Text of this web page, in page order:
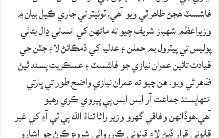
فاشسٽ هجڻ ظاهر ٿي ويو آهي. ٽوئيٽر تي جاري ڪيل بيان ۾
وزيراعظم شهباز شريف چيو ته ماڻهن کي انساني ڍال بڻائي
پوليس تي پيٽرول بم حملن ۽ عدليا کي ڌمڪائڻ لاءِ جٿن جي
قيادت تائين عمران نيازي جو فاشسٽ ۽ عسڪريت پسند ٿيڻ
ظاهر ٿي ويو. هن چيو ته عمران نيازي واضح طور تي ڀارتي
انتهاپسند جماعت آر ايس ايس پي پيروي ڪري رهيو
آهي.هوڏانهن وفاقي گهرو وزير راڻا ثناءُ الله پي ٽي آءِ کي غير
قانوني قرار ڏيڻ لاءِ قانوني ڪارروائي شروع ڪرڻ جو اشارو